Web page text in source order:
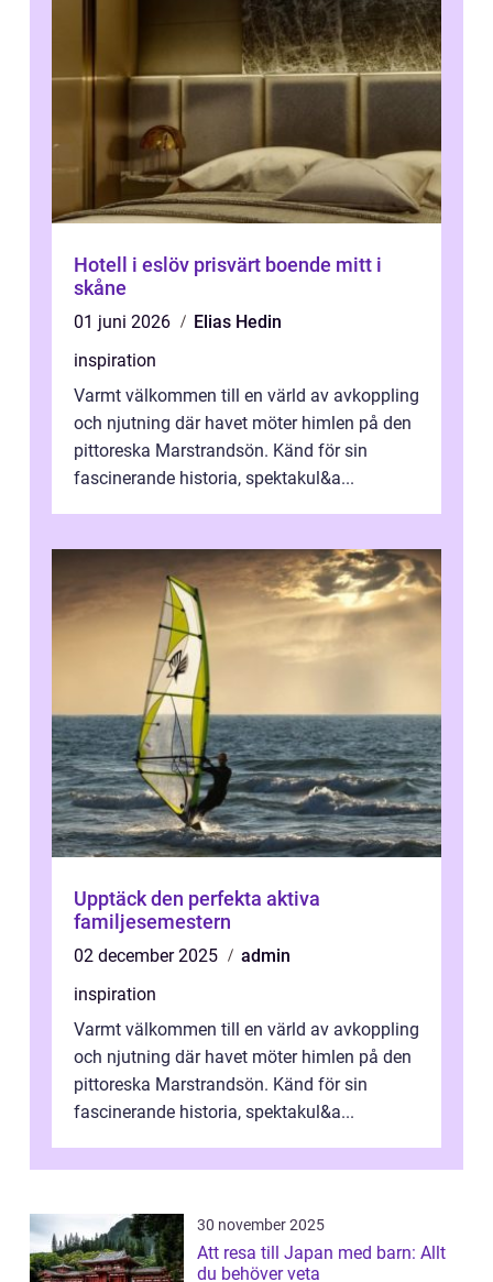
Hotell i eslöv prisvärt boende mitt i
skåne
01 juni 2026
Elias Hedin
inspiration
Varmt välkommen till en värld av avkoppling
och njutning där havet möter himlen på den
pittoreska Marstrandsön. Känd för sin
fascinerande historia, spektakul&a...
Upptäck den perfekta aktiva
familjesemestern
02 december 2025
admin
inspiration
Varmt välkommen till en värld av avkoppling
och njutning där havet möter himlen på den
pittoreska Marstrandsön. Känd för sin
fascinerande historia, spektakul&a...
30 november 2025
Att resa till Japan med barn: Allt
du behöver veta